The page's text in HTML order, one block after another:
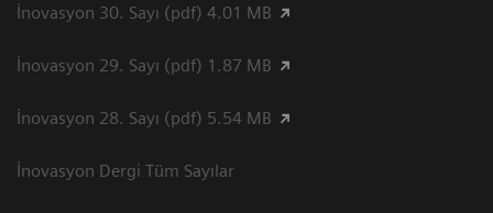
İnovasyon 30. Sayı (pdf) 4.01 MB
İnovasyon 29. Sayı (pdf) 1.87 MB
İnovasyon 28. Sayı (pdf) 5.54 MB
İnovasyon Dergi Tüm Sayılar